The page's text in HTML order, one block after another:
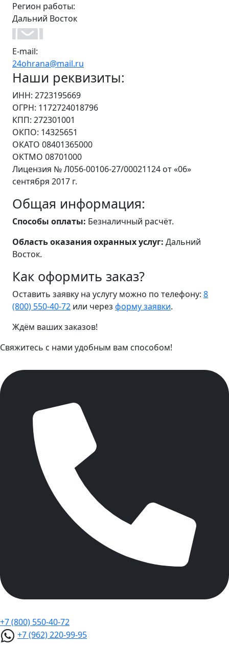
Регион работы:
Дальний Восток
E-mail:
24ohrana@mail.ru
Наши реквизиты:
ИНН: 2723195669
ОГРН: 1172724018796
КПП: 272301001
ОКПО: 14325651
ОКАТО 08401365000
ОКТМО 08701000
Лицензия № Л056-00106-27/00021124 от «06»
сентября 2017 г.
Общая информация:
Способы оплаты: Безналичный расчёт.
Область оказания охранных услуг: Дальний
Восток.
Как оформить заказ?
Оставить заявку на услугу можно по телефону: 8
(800) 550-40-72 или через форму заявки.
Ждём ваших заказов!
Свяжитесь с нами удобным вам способом!
+7 (800) 550-40-72
+7 (962) 220-99-95